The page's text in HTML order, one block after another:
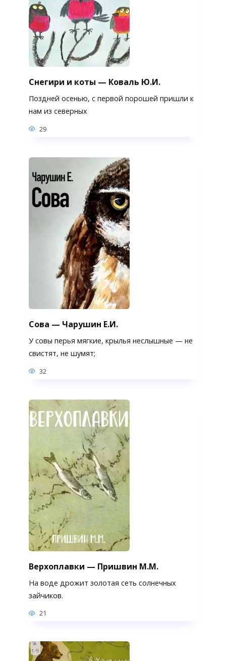
Снегири и коты — Коваль Ю.И.
Поздней осенью, с первой порошей пришли к
нам из северных
29
Сова — Чарушин Е.И.
У совы перья мягкие, крылья неслышные — не
сви­стят, не шумят;
32
Верхоплавки — Пришвин М.М.
На воде дрожит золотая сеть солнечных
зайчиков.
21